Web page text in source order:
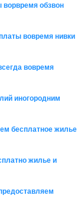
обзвон
вовремя нивки
вовремя
иногородним
бесплатное жилье
жилье и